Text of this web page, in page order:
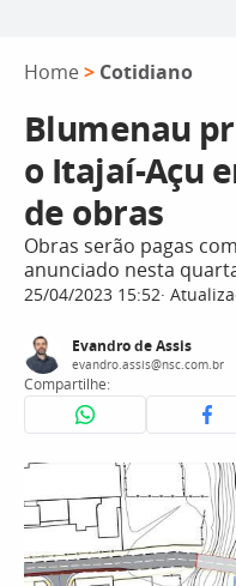
Home > Cotidiano
Blumenau
o Itajaí-Açu
de obras
Obras serão pagas
anunciado nesta
25/04/2023 15:52
Evandro de Assis
evandro.assis@nsc.com.br
Compartilhe: